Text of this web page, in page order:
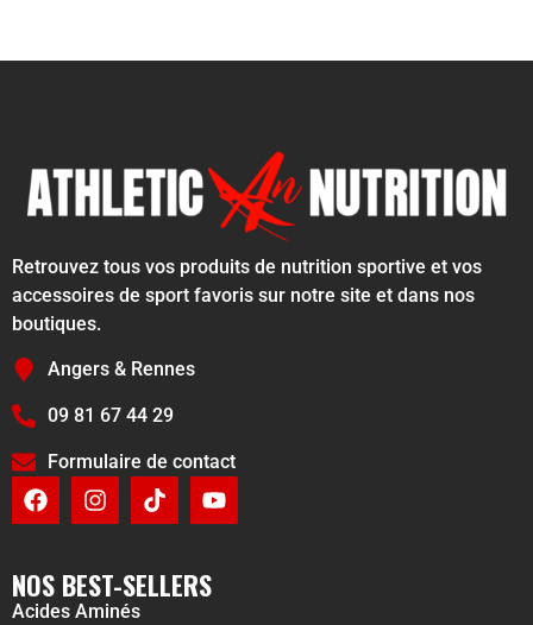
Retrouvez tous vos produits de nutrition sportive et vos
accessoires de sport favoris sur notre site et dans nos
boutiques.
Angers & Rennes
09 81 67 44 29
Formulaire de contact
NOS BEST-SELLERS
Acides Aminés